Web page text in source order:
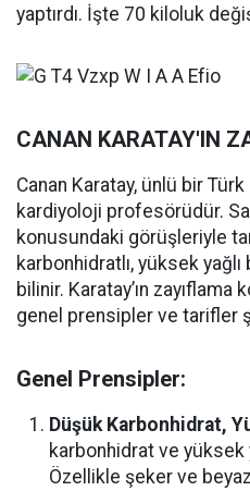
yaptırdı. İşte 70 kiloluk
CANAN KARATAY'IN
Canan Karatay, ünlü bir Türk
kardiyoloji profesörüdür.
konusundaki görüşleriyle
karbonhidratlı, yüksek
bilinir. Karatay’ın
genel prensipler ve tarifler
Genel Prensipler:
Düşük Karbonhidrat,
karbonhidrat ve yüksek
Özellikle şeker ve